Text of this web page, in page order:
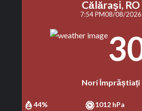
Călăraşi, RO
7:54 PM08/08/2026
Nori Împrăștiați
44% 1012 hPa